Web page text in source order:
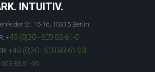
INTUITIV.
St. 15-16, 10315 Berlin
+49 (0)30 - 609 83 61-0
+49 (0)30 - 609 83 61-23
83 61-99